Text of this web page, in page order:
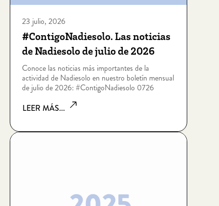
23 julio, 2026
#ContigoNadiesolo. Las noticias
de Nadiesolo de julio de 2026
Conoce las noticias más importantes de la
actividad de Nadiesolo en nuestro boletín mensual
de julio de 2026: #ContigoNadiesolo 0726
LEER MÁS...